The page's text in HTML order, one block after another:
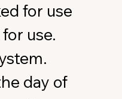
for use
use.
day of